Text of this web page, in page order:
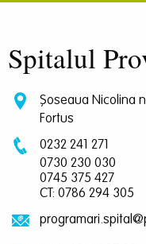
Spitalul
Șoseaua Nicolina
Fortus
0232 241 271
0730 230 030
0745 375 427
CT: 0786 294 305